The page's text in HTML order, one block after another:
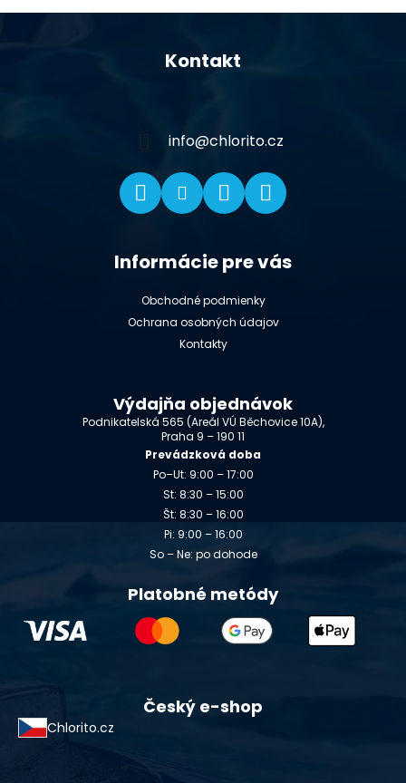
Z
Kontakt
info@chlorito.cz
Informácie pre vás
Obchodné podmienky
Ochrana osobných údajov
Kontakty
Výdajňa objednávok
Podnikatelská 565 (Areál VÚ Běchovice 10A),
Praha 9 – 190 11
Prevádzková doba
Po–Ut: 9:00 – 17:00
St: 8:30 – 15:00
Št: 8:30 – 16:00
Pi: 9:00 – 16:00
So – Ne: po dohode
Platobné metódy
Český e-shop
Chlorito.cz